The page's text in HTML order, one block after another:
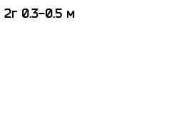
2г 0.3-0.5 м